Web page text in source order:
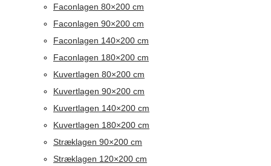
Faconlagen 80×200 cm
Faconlagen 90×200 cm
Faconlagen 140×200 cm
Faconlagen 180×200 cm
Kuvertlagen 80×200 cm
Kuvertlagen 90×200 cm
Kuvertlagen 140×200 cm
Kuvertlagen 180×200 cm
Stræklagen 90×200 cm
Stræklagen 120×200 cm